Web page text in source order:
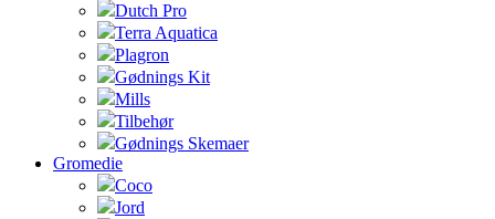
Dutch Pro
Terra Aquatica
Plagron
Gødnings Kit
Mills
Tilbehør
Gødnings Skemaer
Gromedie
Coco
Jord